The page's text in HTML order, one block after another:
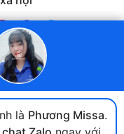
là Phương Missa.